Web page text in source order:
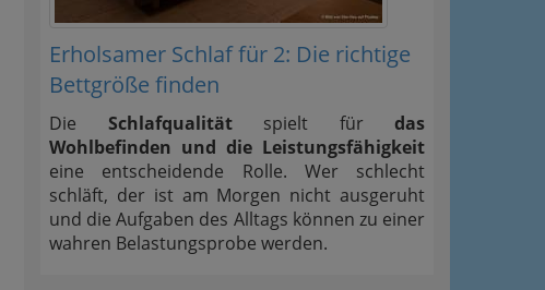
Erholsamer Schlaf für 2: Die richtige
Bettgröße finden
Die Schlafqualitätspielt für das
Wohlbefinden und die Leistungsfähigkeit
eine entscheidende Rolle. Wer schlecht
schläft, der ist am Morgen nicht ausgeruht
und die Aufgaben des Alltags können zu einer
wahren Belastungsprobe werden.